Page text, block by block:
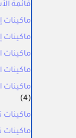
قائمة
ماكينات
ماكينات
ماكينات
ماكينات
ماكينات
(4)
ماكينات
ماكينات